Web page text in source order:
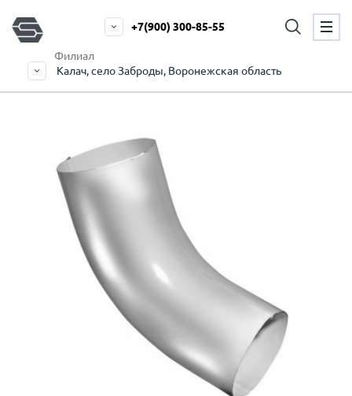
Филиал
Калач, село Заброды, Воронежская область
+7(900) 300-85-55